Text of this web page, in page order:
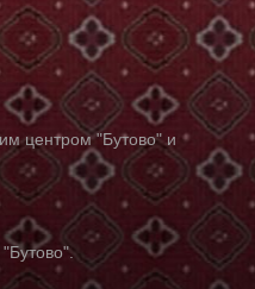
центром "Бутово" и